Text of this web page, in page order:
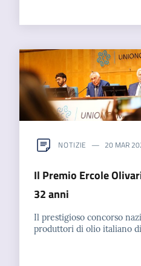
NOTIZIE 20 MAR
Il Premio Ercole
32 anni
Il prestigioso concorso
produttori di olio italiano